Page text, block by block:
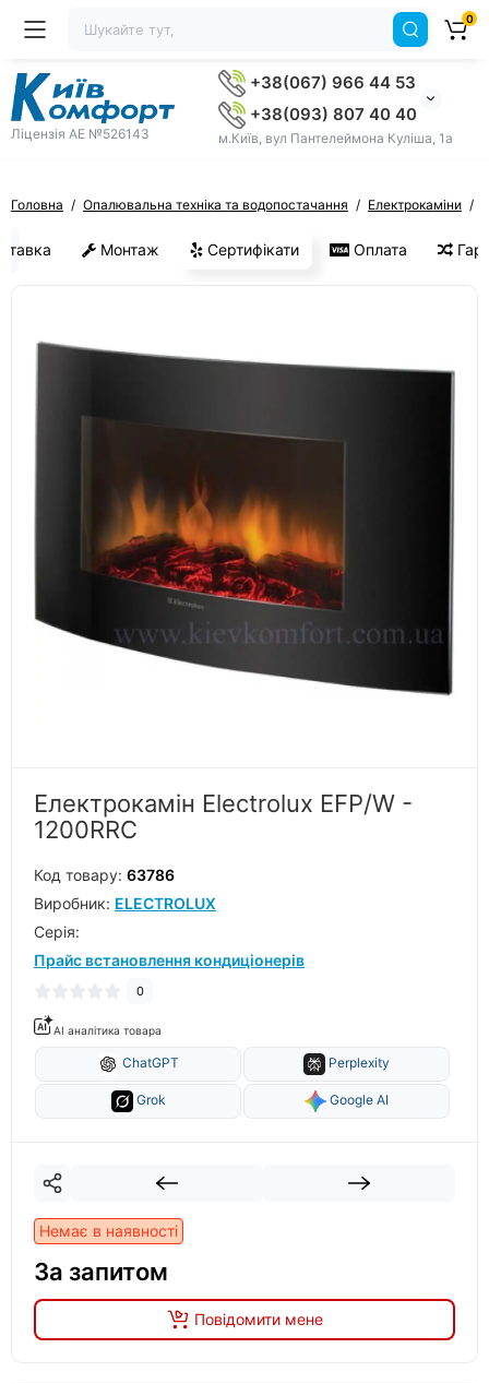
Ліцензія AE №526143
+38(067) 966 44 53
+38(093) 807 40 40
м.Київ, вул Пантелеймона Куліша, 1а
0
Головна Опалювальна техніка та водопостачання Електрокаміни
Монтаж Сертифікати Оплата
Електрокамін Electrolux EFP/W -
1200RRC
Код товару: 63786
Виробник: ELECTROLUX
Серiя:
Прайс встановлення кондиціонерів
0
AI аналітика товара
ChatGPT Perplexity
Grok Google AI
Немає в наявності
За запитом
Повідомити мене